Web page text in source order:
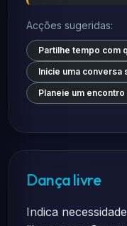
Acções sugeridas:
Partilhe tempo com
Inicie uma conversa
Planeie um
Dança livre
Indica